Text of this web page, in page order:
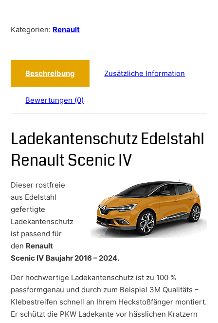
Kategorien: Renault
Beschreibung Zusätzliche Information
Bewertungen (0)
Ladekantenschutz Edelstahl
Renault Scenic IV
Dieser rostfreie
aus Edelstahl
gefertigte
Ladekantenschutz
ist passend für
den Renault
Scenic IV Baujahr 2016 – 2024.
Der hochwertige Ladekantenschutz ist zu 100 %
passformgenau und durch zum Beispiel 3M Qualitäts –
Klebestreifen schnell an Ihrem Heckstoßfänger montiert.
Er schützt die PKW Ladekante vor hässlichen Kratzern